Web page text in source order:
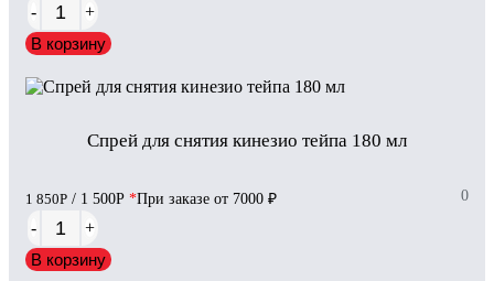
-
+
В корзину
Спрей для снятия кинезио тейпа 180 мл
1 850Р / 1 500Р *При заказе от 7000 ₽ 0
-
+
В корзину